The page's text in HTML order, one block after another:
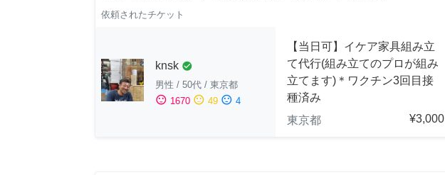
依頼されたチケット
knsk check_circle
男性 / 50代 / 東京都
sentiment_satisfied 1670 sentiment_neutral 49 sentiment_dissatisfied 4
【当日可】イケア家具組み立
て代行(組み立てのプロが組み
立てます)＊ワクチン3回目接
種済み
東京都
¥3,000